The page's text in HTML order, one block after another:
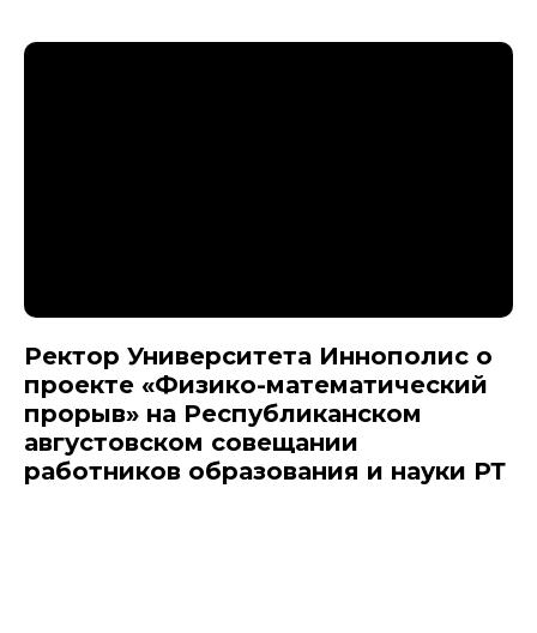
Ректор Университета Иннополис о
проекте «Физико-математический
прорыв» на Республиканском
августовском совещании
работников образования и науки РТ